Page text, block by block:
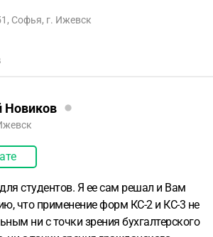
счет аванса в размере 1,5 млн руб. и
их начала. Договором были
должны быть сделаны внешние
договору подрядчик обязан
проектно-сметную документацию
так и не была утверждена.
документации, подрядчик
работы, а заказчик регулярно
, Софья, г. Ижевск
Новиков
студентов. Я ее сам решал и Вам
что применение форм КС-2 и КС-3 не
ни с точки зрения бухгалтерского